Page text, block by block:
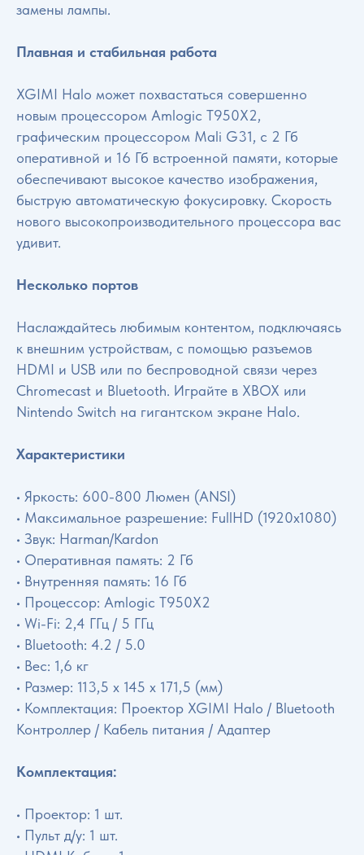
замены лампы.
Плавная и стабильная работа
XGIMI Halo может похвастаться совершенно
новым процессором Amlogic T950X2,
графическим процессором Mali G31, с 2 Гб
оперативной и 16 Гб встроенной памяти, которые
обеспечивают высокое качество изображения,
быструю автоматическую фокусировку. Скорость
нового высокопроизводительного процессора вас
удивит.
Несколько портов
Наслаждайтесь любимым контентом, подключаясь
к внешним устройствам, с помощью разъемов
HDMI и USB или по беспроводной связи через
Chromecast и Bluetooth. Играйте в XBOX или
Nintendo Switch на гигантском экране Halo.
Характеристики
• Яркость: 600-800 Люмен (ANSI)
• Максимальное разрешение: FullHD (1920х1080)
• Звук: Harman/Kardon
• Оперативная память: 2 Гб
• Внутренняя память: 16 Гб
• Процессор: Amlogic T950X2
• Wi-Fi: 2,4 ГГц / 5 ГГц
• Bluetooth: 4.2 / 5.0
• Вес: 1,6 кг
• Размер: 113,5 x 145 x 171,5 (мм)
• Комплектация: Проектор XGIMI Halo / Bluetooth
Контроллер / Кабель питания / Адаптер
Комплектация:
• Проектор: 1 шт.
• Пульт д/у: 1 шт.